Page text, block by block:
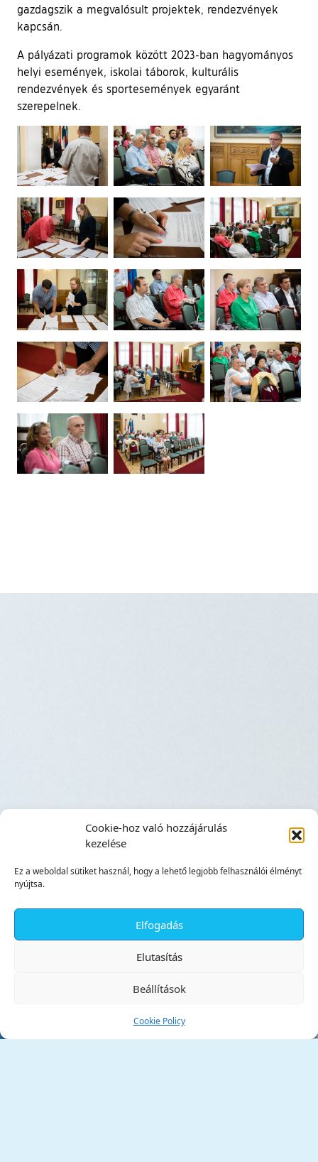
Cookie-hoz való hozzájárulás
kezelése
Ez a weboldal sütiket használ, hogy a lehető legjobb felhasználói élményt
nyújtsa.
Elfogadás
Elutasítás
Beállítások
Cookie Policy
gazdagszik a megvalósult projektek, rendezvények
kapcsán.
A pályázati programok között 2023-ban hagyományos
helyi események, iskolai táborok, kulturális
rendezvények és sportesemények egyaránt
szerepelnek.
Ugrás a galéria utánra
Tata Város Önkormányzata
✕